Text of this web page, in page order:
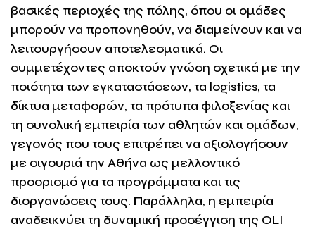
βασικές περιοχές της πόλης, όπου οι ομάδες
μπορούν να προπονηθούν, να διαμείνουν και να
λειτουργήσουν αποτελεσματικά. Οι
συμμετέχοντες αποκτούν γνώση σχετικά με την
ποιότητα των εγκαταστάσεων, τα logistics, τα
δίκτυα μεταφορών, τα πρότυπα φιλοξενίας και
τη συνολική εμπειρία των αθλητών και ομάδων,
γεγονός που τους επιτρέπει να αξιολογήσουν
με σιγουριά την Αθήνα ως μελλοντικό
προορισμό για τα προγράμματα και τις
διοργανώσεις τους. Παράλληλα, η εμπειρία
αναδεικνύει τη δυναμική προσέγγιση της OLI